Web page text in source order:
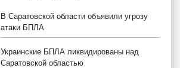
В Саратовской области объявили угрозу
атаки БПЛА
Украинские БПЛА ликвидированы над
Саратовской областью